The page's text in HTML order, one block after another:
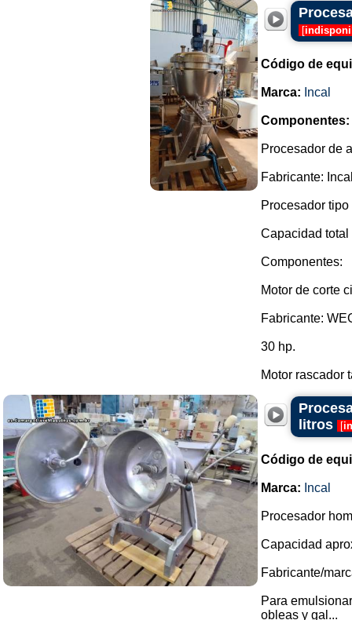
[
Código de
Marca: Incal
Componentes:
Procesador de
Fabricante:
Procesador tipo
Capacidad total
Componentes:
Motor de corte
Fabricante:
30 hp.
Motor rascador
litros
[
Código de
Marca: Incal
Procesador
Capacidad
Fabricante/
Para
obleas y gal...